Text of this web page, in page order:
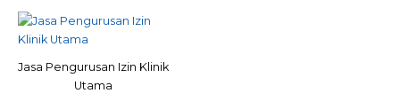
Jasa Pengurusan Izin Klinik
Utama